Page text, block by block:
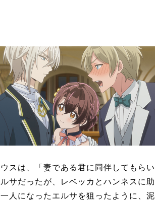
スは、「妻である君に同伴してもらい
サだったが、レベッカとハンネスに助
人になったエルサを狙ったように、泥